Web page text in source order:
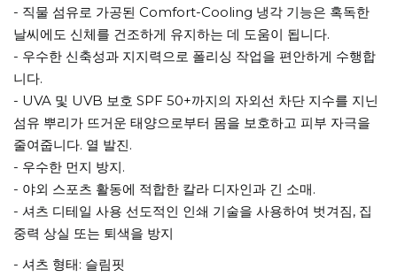
- 직물 섬유로 가공된 Comfort-Cooling 냉각 기능은 혹독한
날씨에도 신체를 건조하게 유지하는 데 도움이 됩니다.
- 우수한 신축성과 지지력으로 폴리싱 작업을 편안하게 수행합
니다.
- UVA 및 UVB 보호 SPF 50+까지의 자외선 차단 지수를 지닌
섬유 뿌리가 뜨거운 태양으로부터 몸을 보호하고 피부 자극을
줄여줍니다. 열 발진.
- 우수한 먼지 방지.
- 야외 스포츠 활동에 적합한 칼라 디자인과 긴 소매.
- 셔츠 디테일 사용 선도적인 인쇄 기술을 사용하여 벗겨짐, 집
중력 상실 또는 퇴색을 방지
- 셔츠 형태: 슬림핏